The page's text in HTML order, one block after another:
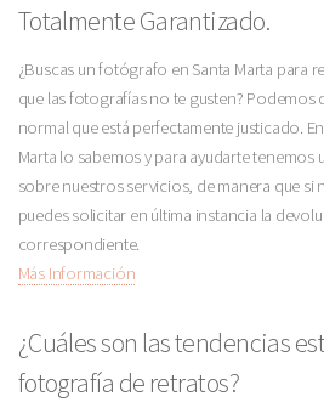
Totalmente Garantizado.
¿Buscas un fotógrafo en Santa Marta para
que las fotografías no te gusten? Podemos
normal que está perfectamente justicado.
Marta lo sabemos y para ayudarte tenemos
sobre nuestros servicios, de manera que si
puedes solicitar en última instancia la
correspondiente.
Más Información
¿Cuáles son las tendencias
fotografía de retratos?